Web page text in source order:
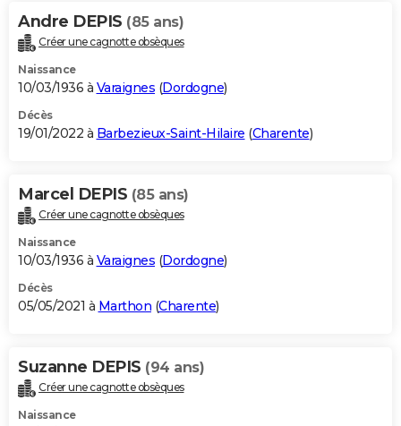
Andre DEPIS (85 ans)
Créer une cagnotte obsèques
Naissance
10/03/1936 à Varaignes (Dordogne)
Décès
19/01/2022 à Barbezieux-Saint-Hilaire (Charente)
Marcel DEPIS (85 ans)
Créer une cagnotte obsèques
Naissance
10/03/1936 à Varaignes (Dordogne)
Décès
05/05/2021 à Marthon (Charente)
Suzanne DEPIS (94 ans)
Créer une cagnotte obsèques
Naissance